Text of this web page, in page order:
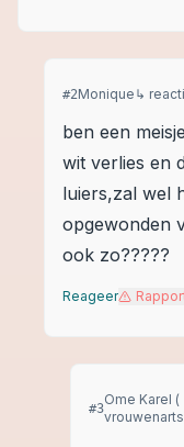
#2Monique ↳
ben een
wit verlies en
luiers,zal wel
opgewonden
ook zo?????
Reageer
#3
Ome Karel (